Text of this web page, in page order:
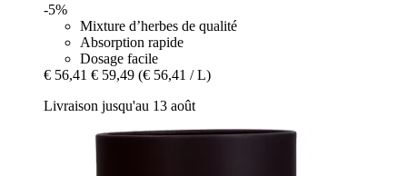
-5%
Mixture d’herbes de qualité
Absorption rapide
Dosage facile
€ 56,41 € 59,49 (€ 56,41 / L)
Livraison jusqu'au 13 août